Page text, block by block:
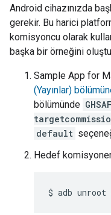
Android cihazınızda
gerekir. Bu harici
komisyoncu olarak
başka bir örneğini
Sample App for
(Yayınlar)
bölümünde
default
Hedef
$ adb unroot